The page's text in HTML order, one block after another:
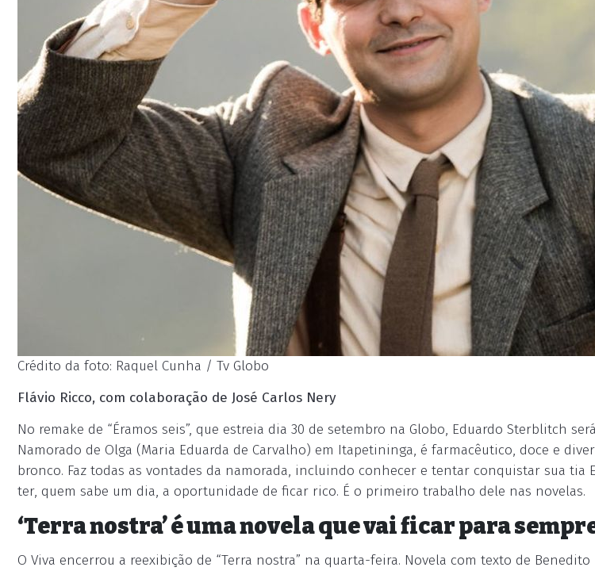
Crédito da foto: Raquel Cunha / Tv Globo
Flávio Ricco, com colaboração de José Carlos Nery
No remake de “Éramos seis”, que estreia dia 30 de setembro na Globo, Eduardo Sterblitch
Namorado de Olga (Maria Eduarda de Carvalho) em Itapetininga, é farmacêutico, doce e
bronco. Faz todas as vontades da namorada, incluindo conhecer e tentar conquistar sua tia
ter, quem sabe um dia, a oportunidade de ficar rico. É o primeiro trabalho dele nas novelas.
‘Terra nostra’ é uma novela que vai ficar para
O Viva encerrou a reexibição de “Terra nostra” na quarta-feira. Novela com texto de Benedito